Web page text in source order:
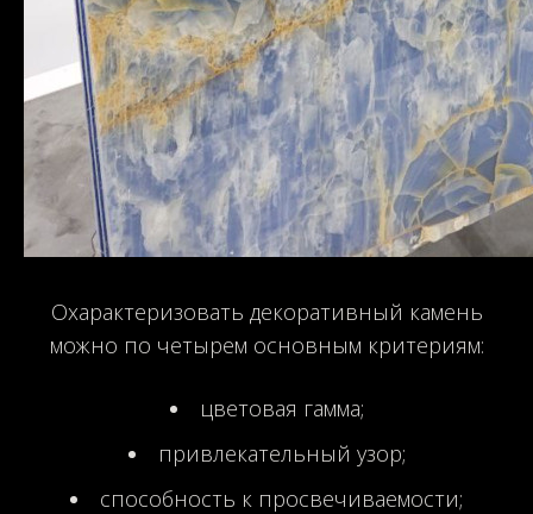
Охарактеризовать декоративный камень
можно по четырем основным критериям:
цветовая гамма;
привлекательный узор;
способность к просвечиваемости;